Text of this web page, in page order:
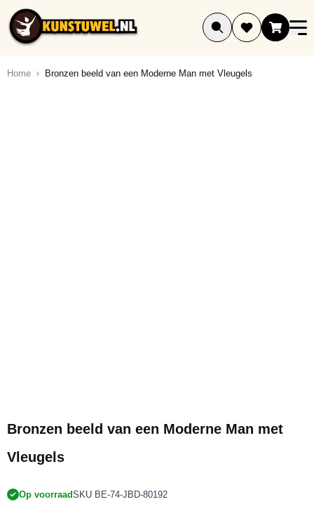
Ga naar de inhoud
Home Bronzen beeld van een Moderne Man met Vleugels
Bronzen beeld van een Moderne Man met
Vleugels
Op voorraadSKU BE-74-JBD-80192